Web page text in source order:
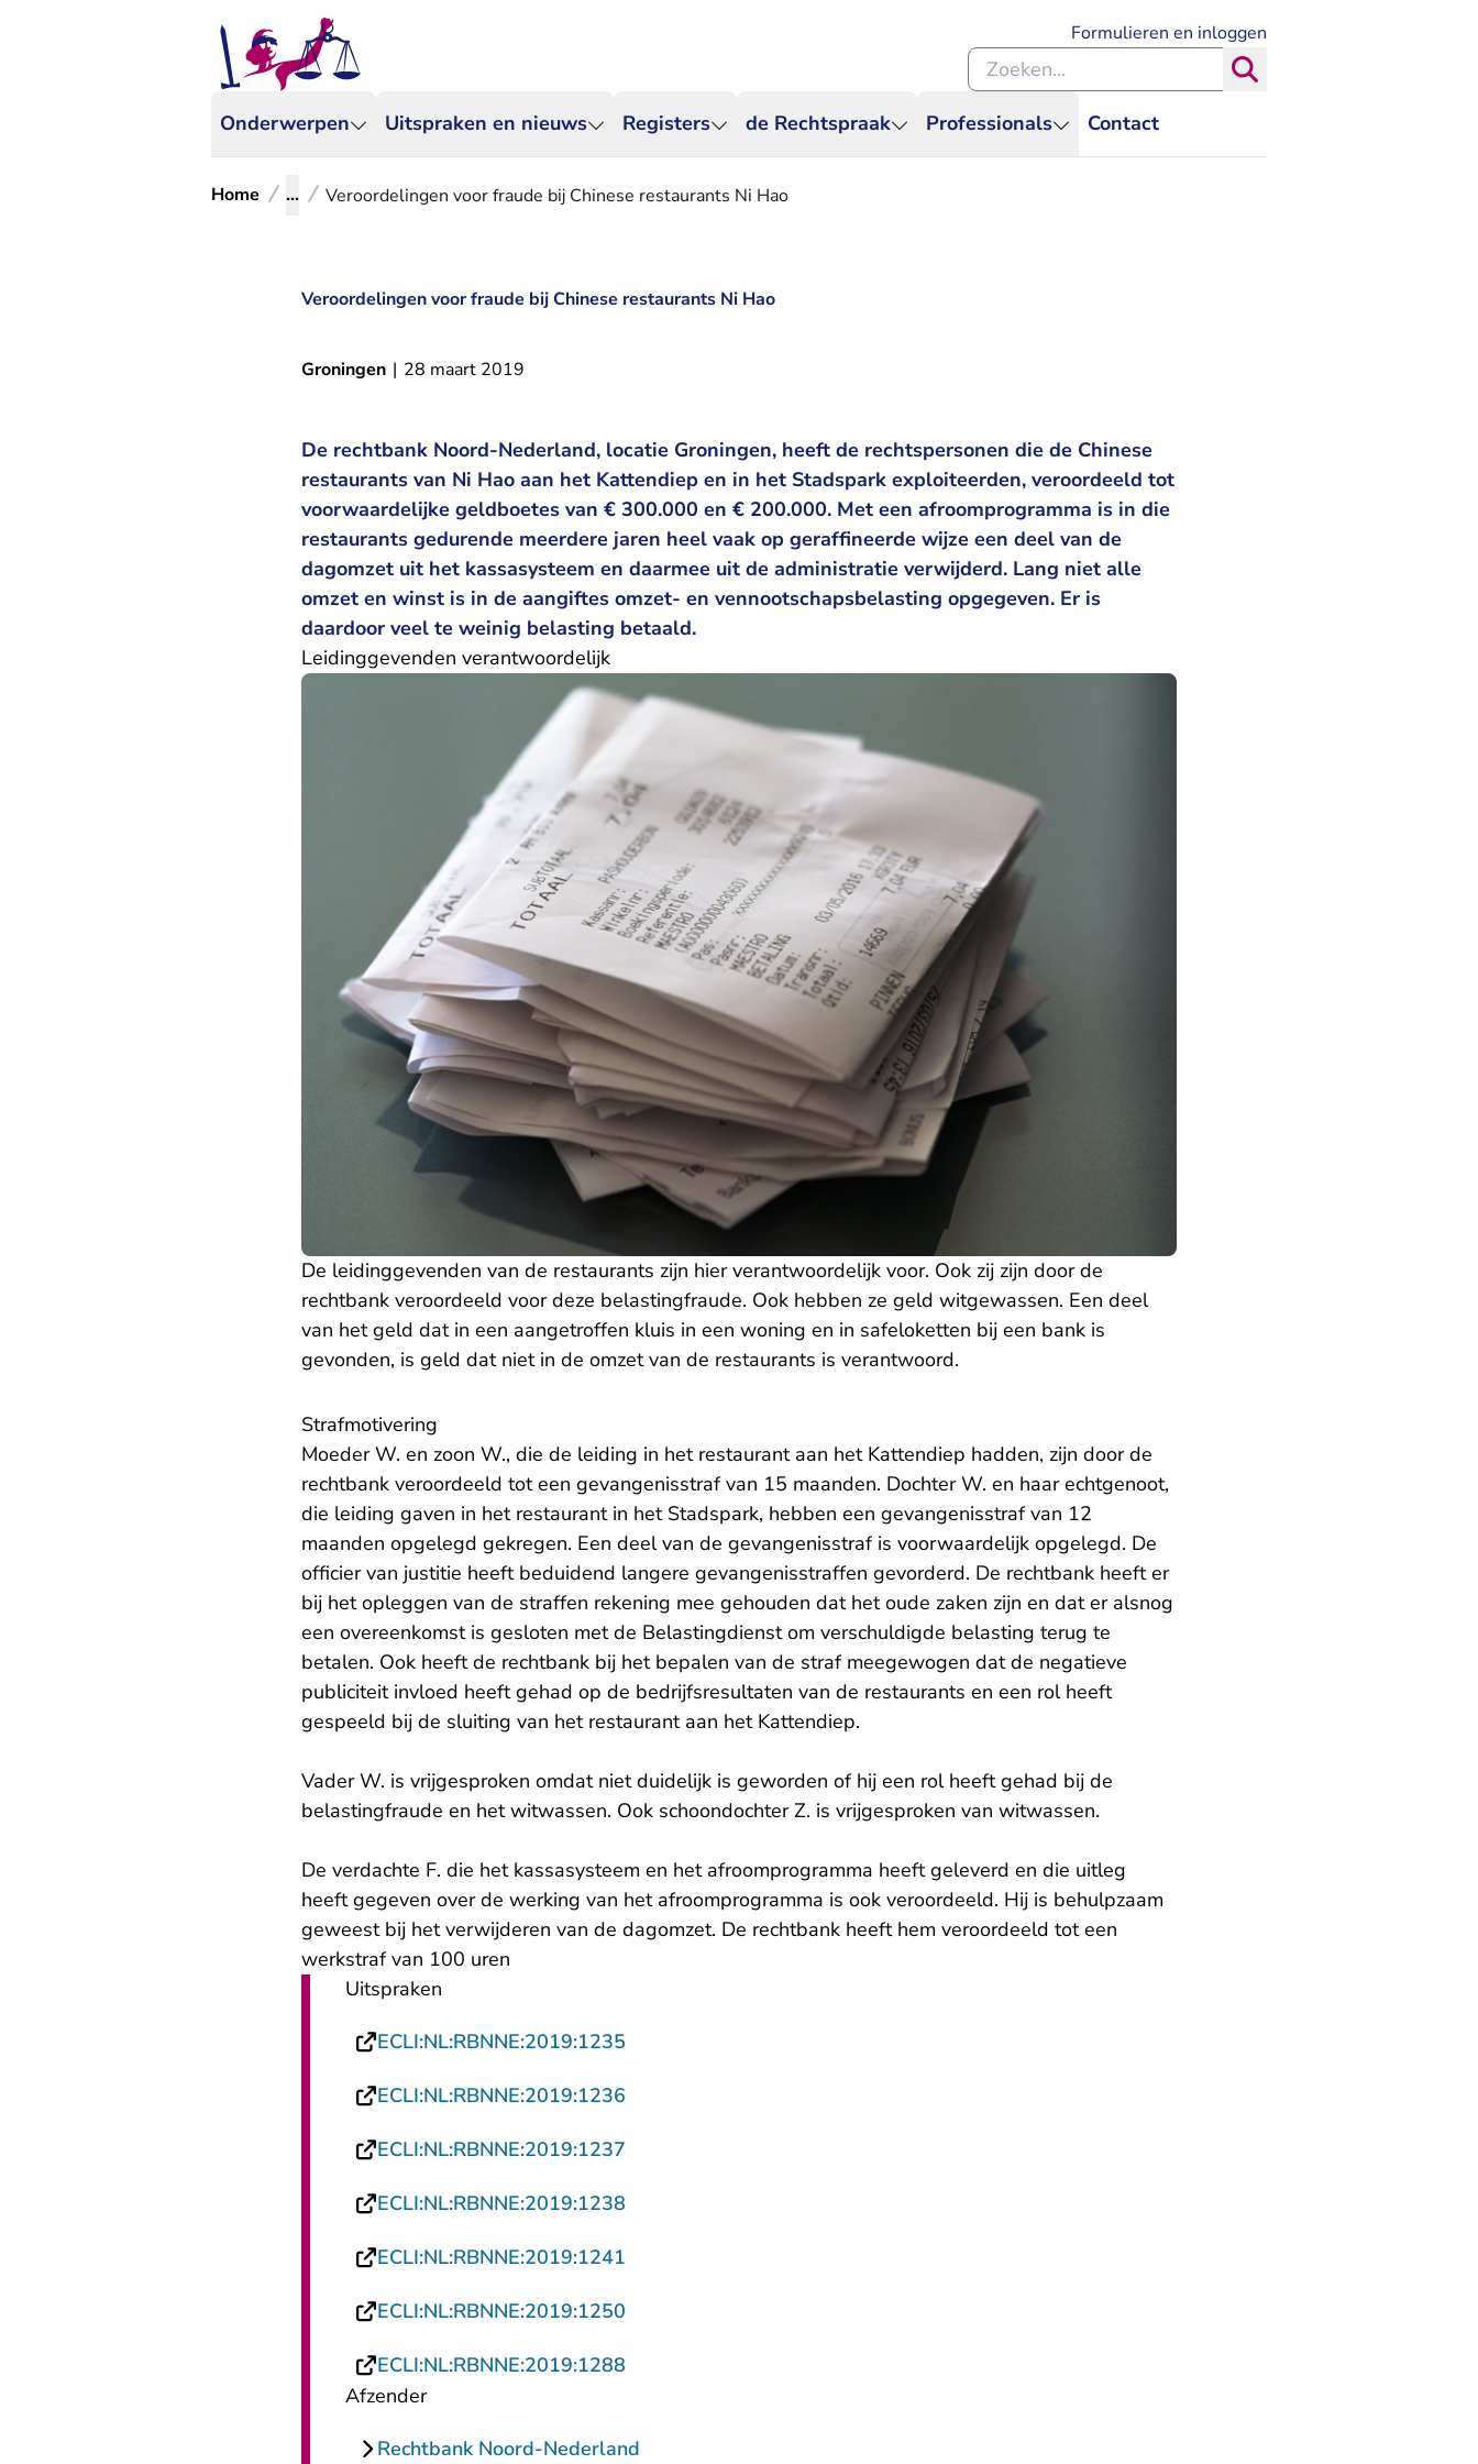
Onderwerpen Uitspraken en nieuws Registers de Rechtspraak Professionals Contact
Formulieren en inloggen
Zoeken binnen de Rechtspraak
Home ... Veroordelingen voor fraude bij Chinese restaurants Ni Hao
Veroordelingen voor fraude bij Chinese restaurants Ni Hao
Groningen | 28 maart 2019
De rechtbank Noord-Nederland, locatie Groningen, heeft de rechtspersonen die de Chinese
restaurants van Ni Hao aan het Kattendiep en in het Stadspark exploiteerden, veroordeeld tot
voorwaardelijke geldboetes van € 300.000 en € 200.000. Met een afroomprogramma is in die
restaurants gedurende meerdere jaren heel vaak op geraffineerde wijze een deel van de
dagomzet uit het kassasysteem en daarmee uit de administratie verwijderd. Lang niet alle
omzet en winst is in de aangiftes omzet- en vennootschapsbelasting opgegeven. Er is
daardoor veel te weinig belasting betaald.
Leidinggevenden verantwoordelijk
De leidinggevenden van de restaurants zijn hier verantwoordelijk voor. Ook zij zijn door de
rechtbank veroordeeld voor deze belastingfraude. Ook hebben ze geld witgewassen. Een deel
van het geld dat in een aangetroffen kluis in een woning en in safeloketten bij een bank is
gevonden, is geld dat niet in de omzet van de restaurants is verantwoord.
Strafmotivering
Moeder W. en zoon W., die de leiding in het restaurant aan het Kattendiep hadden, zijn door de
rechtbank veroordeeld tot een gevangenisstraf van 15 maanden. Dochter W. en haar echtgenoot,
die leiding gaven in het restaurant in het Stadspark, hebben een gevangenisstraf van 12
maanden opgelegd gekregen. Een deel van de gevangenisstraf is voorwaardelijk opgelegd. De
officier van justitie heeft beduidend langere gevangenisstraffen gevorderd. De rechtbank heeft er
bij het opleggen van de straffen rekening mee gehouden dat het oude zaken zijn en dat er alsnog
een overeenkomst is gesloten met de Belastingdienst om verschuldigde belasting terug te
betalen. Ook heeft de rechtbank bij het bepalen van de straf meegewogen dat de negatieve
publiciteit invloed heeft gehad op de bedrijfsresultaten van de restaurants en een rol heeft
gespeeld bij de sluiting van het restaurant aan het Kattendiep.
Vader W. is vrijgesproken omdat niet duidelijk is geworden of hij een rol heeft gehad bij de
belastingfraude en het witwassen. Ook schoondochter Z. is vrijgesproken van witwassen.
De verdachte F. die het kassasysteem en het afroomprogramma heeft geleverd en die uitleg
heeft gegeven over de werking van het afroomprogramma is ook veroordeeld. Hij is behulpzaam
geweest bij het verwijderen van de dagomzet. De rechtbank heeft hem veroordeeld tot een
werkstraf van 100 uren
Uitspraken
ECLI:NL:RBNNE:2019:1235
ECLI:NL:RBNNE:2019:1236
ECLI:NL:RBNNE:2019:1237
ECLI:NL:RBNNE:2019:1238
ECLI:NL:RBNNE:2019:1241
ECLI:NL:RBNNE:2019:1250
ECLI:NL:RBNNE:2019:1288
Afzender
Rechtbank Noord-Nederland